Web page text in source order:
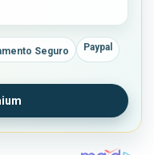
Seguro Paypal